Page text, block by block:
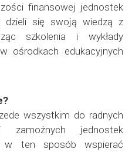
finansowej jednostek
dzieli się swoją wiedzą z
szkolenia i wykłady
ośrodkach edukacyjnych
wszystkim do radnych
jednostek
w ten sposób wspierać